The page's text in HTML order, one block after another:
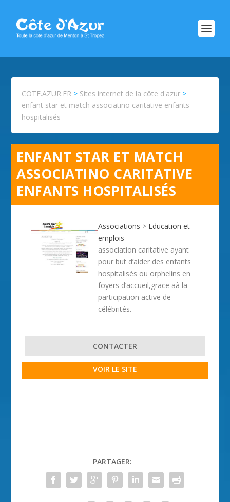
COTE.AZUR.FR > Sites internet de la côte d'azur >
enfant star et match associatino caritative enfants
hospitalisés
ENFANT STAR ET MATCH
ASSOCIATINO CARITATIVE
ENFANTS HOSPITALISÉS
Associations > Education et
emplois
association caritative ayant
pour but d’aider des enfants
hospitalisés ou orphelins en
foyers d’accueil,grace aà la
participation active de
célébrités.
CONTACTER
VOIR LE SITE
PARTAGER: